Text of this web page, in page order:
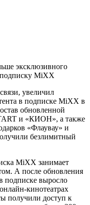
увеличил
в подписке MiXX в
обновленной
и «КИОН», а также
«Флаувау» и
безлимитный
MiXX занимает
А после обновления
подписке выросло
кинотеатрах
получили доступ к